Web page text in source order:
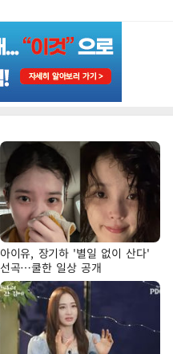
아이유, 장기하 '별일 없이 산다'
선곡…쿨한 일상 공개